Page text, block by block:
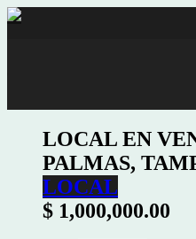
LOCAL EN
PALMAS,
LOCAL
$ 1,000,000.00